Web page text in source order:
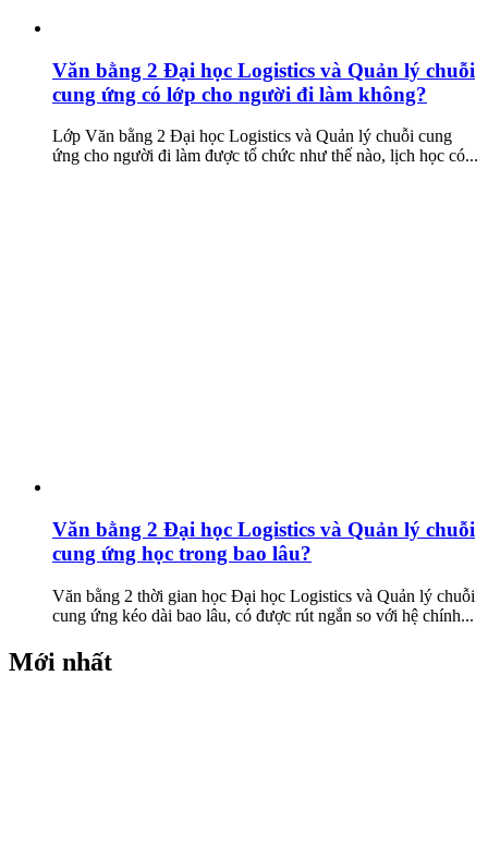
Văn bằng 2 Đại học Logistics và Quản lý chuỗi
cung ứng có lớp cho người đi làm không?
Lớp Văn bằng 2 Đại học Logistics và Quản lý chuỗi cung
ứng cho người đi làm được tổ chức như thế nào, lịch học có...
Văn bằng 2 Đại học Logistics và Quản lý chuỗi
cung ứng học trong bao lâu?
Văn bằng 2 thời gian học Đại học Logistics và Quản lý chuỗi
cung ứng kéo dài bao lâu, có được rút ngắn so với hệ chính...
Mới nhất